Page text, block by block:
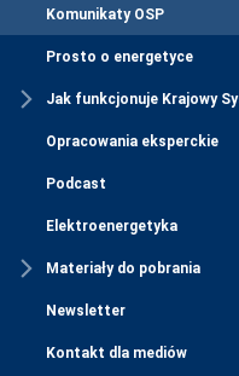
Komunikaty OSP
Prosto o energetyce
Jak funkcjonuje Krajowy
Opracowania eksperckie
Podcast
Elektroenergetyka
Materiały do pobrania
Newsletter
Kontakt dla mediów